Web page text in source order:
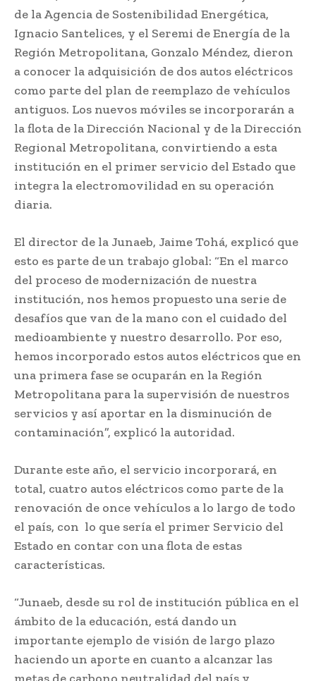
de la Agencia de Sostenibilidad Energética,
Ignacio Santelices, y el Seremi de Energía de la
Región Metropolitana, Gonzalo Méndez, dieron
a conocer la adquisición de dos autos eléctricos
como parte del plan de reemplazo de vehículos
antiguos. Los nuevos móviles se incorporarán a
la flota de la Dirección Nacional y de la Dirección
Regional Metropolitana, convirtiendo a esta
institución en el primer servicio del Estado que
integra la electromovilidad en su operación
diaria.
El director de la Junaeb, Jaime Tohá, explicó que
esto es parte de un trabajo global: “En el marco
del proceso de modernización de nuestra
institución, nos hemos propuesto una serie de
desafíos que van de la mano con el cuidado del
medioambiente y nuestro desarrollo. Por eso,
hemos incorporado estos autos eléctricos que en
una primera fase se ocuparán en la Región
Metropolitana para la supervisión de nuestros
servicios y así aportar en la disminución de
contaminación”, explicó la autoridad.
Durante este año, el servicio incorporará, en
total, cuatro autos eléctricos como parte de la
renovación de once vehículos a lo largo de todo
el país, con lo que sería el primer Servicio del
Estado en contar con una flota de estas
características.
“Junaeb, desde su rol de institución pública en el
ámbito de la educación, está dando un
importante ejemplo de visión de largo plazo
haciendo un aporte en cuanto a alcanzar las